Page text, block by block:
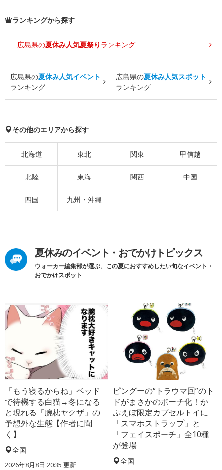
ランキングから探す
広島県の夏休み人気夏祭り ランキング
広島県の夏休み人気イベント
ランキング
広島県の夏休み人気スポット
ランキング
その他のエリアから探す
北海道 東北 関東 甲信越
北陸 東海 関西 中国
四国 九州・沖縄
夏休みのイベント・おでかけトピックス
ウォーカー編集部が選ぶ、この夏におすすめしたい旬なイベント・
おでかけスポット
「もう寝るからね」ベッド
で待機する白猫→冬になる
と現れる「腕枕ヤクザ」の
予想外な生態【作者に聞
く】
全国
2026年8月8日 20:35 更新
ピングーの“トラウマ回”のト
ドがまさかのポーチ化！か
ぷえぼ限定カプセルトイに
「スマホストラップ」と
「フェイスポーチ」全10種
が登場
全国